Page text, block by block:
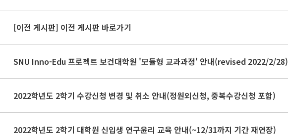
[이전 게시판] 이전 게시판 바로가기
SNU Inno-Edu 프로젝트 보건대학원 '모듈형 교과과정' 안내(revised 2022/2/28)
2022학년도 2학기 수강신청 변경 및 취소 안내(정원외신청, 중복수강신청 포함)
2022학년도 2학기 대학원 신입생 연구윤리 교육 안내(~12/31까지 기간 재연장)